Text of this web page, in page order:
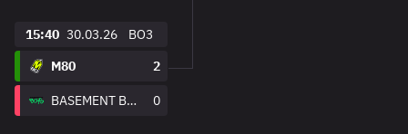
15:40 30.03.26
BO3
M80
2
BASEMENT BOYS 0